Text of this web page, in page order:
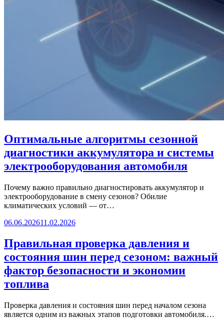
Оптимальные алгоритмы сезонной
диагностики аккумулятора и системы
электрооборудования автомобиля
Почему важно правильно диагностировать аккумулятор и
электрооборудование в смену сезонов? Обилие
климатических условий — от…
06.06.202611.02.2026
Правильная проверка давления и
состояния шин перед сезоном: важный
фактор безопасности и экономии
топлива
Проверка давления и состояния шин перед началом сезона
является одним из важных этапов подготовки автомобиля.…